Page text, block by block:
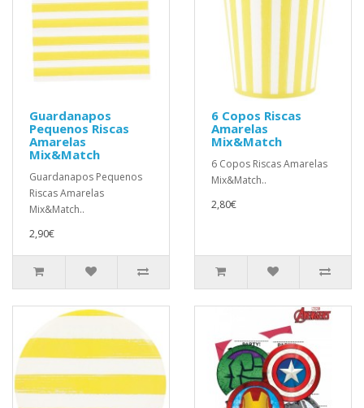
Guardanapos
Pequenos Riscas
Amarelas
Mix&Match
Guardanapos Pequenos
Riscas Amarelas
Mix&Match..
2,90€
6 Copos Riscas
Amarelas
Mix&Match
6 Copos Riscas Amarelas
Mix&Match..
2,80€